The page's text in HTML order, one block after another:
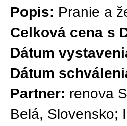
Popis: Pranie a
Celková cena s
Dátum
Dátum
Partner: renova
Belá, Slovensko;